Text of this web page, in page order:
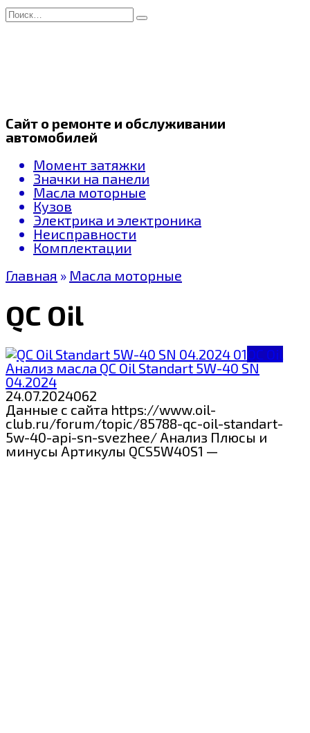
Перейти
к
Search
for:
Сайт о ремонте и обслуживании
автомобилей
Момент затяжки
Значки на панели
Масла моторные
Кузов
Электрика и электроника
Неисправности
Комплектации
Главная » Масла моторные
QC Oil
QC Oil
Анализ масла QC Oil Standart 5W-40 SN
04.2024
24.07.2024062
Данные с сайта https://www.oil-
club.ru/forum/topic/85788-qc-oil-standart-
5w-40-api-sn-svezhee/ Анализ Плюсы и
минусы Артикулы QCS5W40S1 —